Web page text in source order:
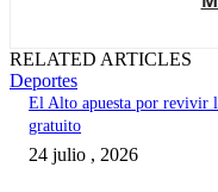
RELATED ARTICLES
Deportes
El Alto apuesta por revivir
gratuito
24 julio , 2026